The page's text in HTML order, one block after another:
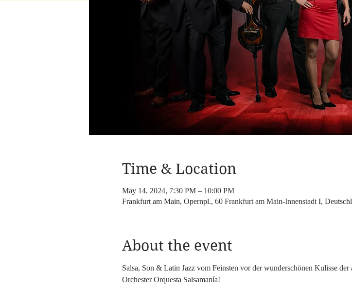
Time & Location
May 14, 2024, 7:30 PM – 10:00 PM
Frankfurt am Main, Opernpl., 60 Frankfurt am Main-Innenstadt I,
About the event
Salsa, Son & Latin Jazz vom Feinsten vor der wunderschönen Kulisse
Orchester Orquesta Salsamanía!